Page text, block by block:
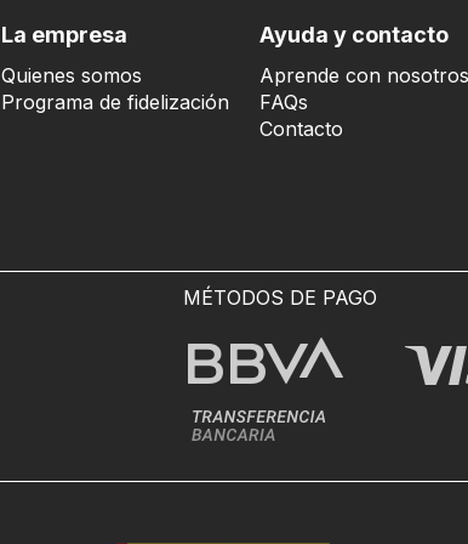
La empresa
Quienes somos
Programa de fidelización
Ayuda y contacto
Aprende con nosotros
FAQs
Contacto
MÉTODOS DE PAGO